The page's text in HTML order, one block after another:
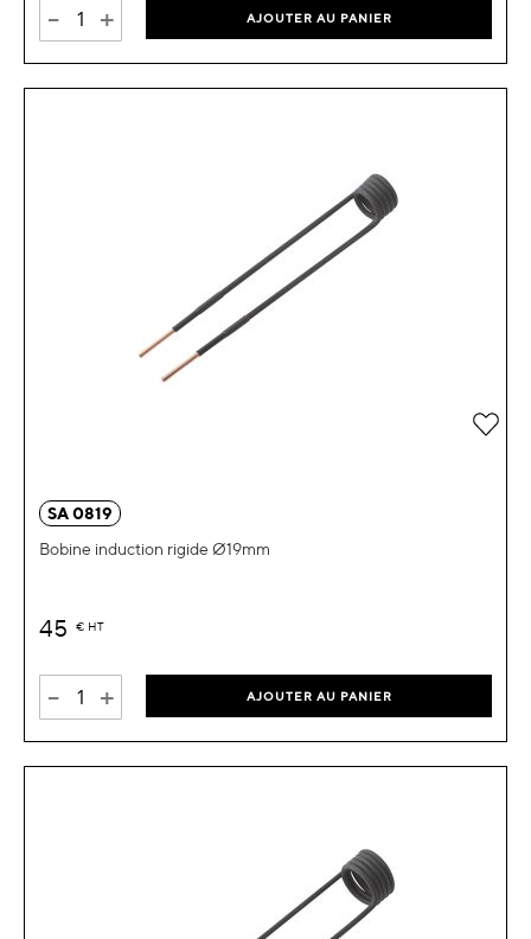
- + AJOUTER AU PANIER
SA 0819
Bobine induction rigide Ø19mm
45 € HT
- + AJOUTER AU PANIER